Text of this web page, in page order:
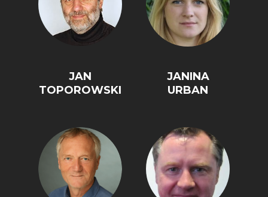
JAN
TOPOROWSKI
JANINA
URBAN